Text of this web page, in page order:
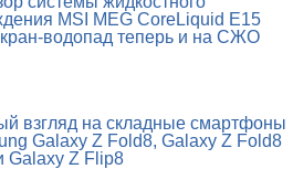
MSI MEG CoreLiquid E15
водопад теперь и на СЖО
взгляд на складные смартфоны
Galaxy Z Fold8, Galaxy Z Fold8
Galaxy Z Flip8